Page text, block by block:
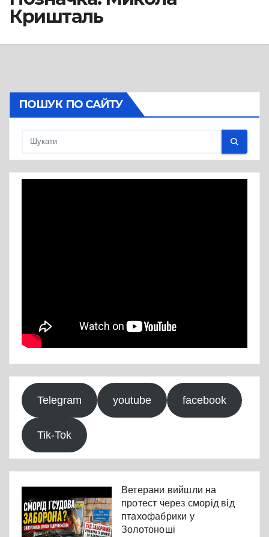
Кришталь
ПОШУК ПО САЙТУ
Telegram youtube facebook
Tik-Tok
Ветерани вийшли на
протест через сморід від
птахофабрики у
Золотоноші